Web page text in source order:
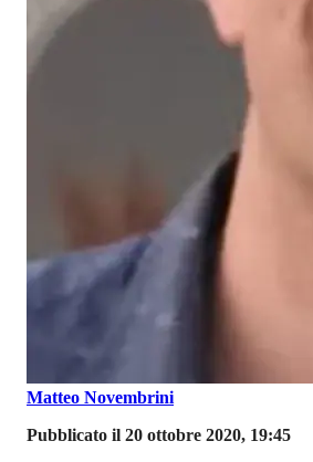
Matteo Novembrini
Pubblicato il 20 ottobre 2020, 19:45